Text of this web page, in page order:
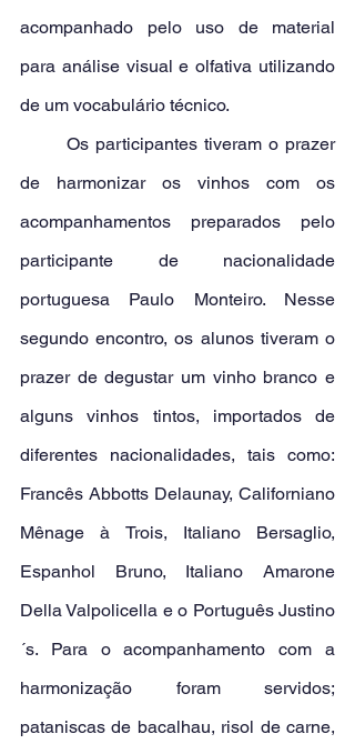
acompanhado pelo uso de material
para análise visual e olfativa utilizando
de um vocabulário técnico.
de harmonizar os vinhos com os
acompanhamentos preparados pelo
participante de nacionalidade
portuguesa Paulo Monteiro. Nesse
segundo encontro, os alunos tiveram o
prazer de degustar um vinho branco e
alguns vinhos tintos, importados de
diferentes nacionalidades, tais como:
Francês Abbotts Delaunay, Californiano
Mênage à Trois, Italiano Bersaglio,
Espanhol Bruno, Italiano Amarone
Della Valpolicella e o Português Justino
´s. Para o acompanhamento com a
harmonização foram servidos;
pataniscas de bacalhau, risol de carne,